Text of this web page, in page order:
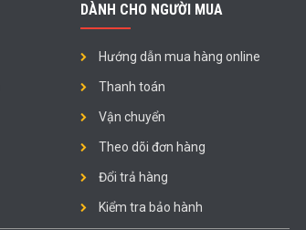
DÀNH CHO NGƯỜI MUA
Hướng dẫn mua hàng online
Thanh toán
Vận chuyển
Theo dõi đơn hàng
Đổi trả hàng
Kiểm tra bảo hành